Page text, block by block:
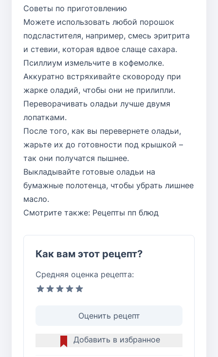
Советы по приготовлению
Можете использовать любой порошок
подсластителя, например, смесь эритрита
и стевии, которая вдвое слаще сахара.
Псиллиум измельчите в кофемолке.
Аккуратно встряхивайте сковороду при
жарке оладий, чтобы они не прилипли.
Переворачивать оладьи лучше двумя
лопатками.
После того, как вы перевернете оладьи,
жарьте их до готовности под крышкой –
так они получатся пышнее.
Выкладывайте готовые оладьи на
бумажные полотенца, чтобы убрать лишнее
масло.
Смотрите также: Рецепты пп блюд
Как вам этот рецепт?
Средняя оценка рецепта:
Оценить рецепт
Добавить в избранное